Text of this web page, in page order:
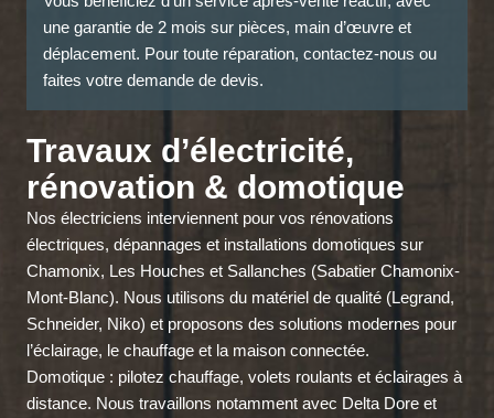
une garantie de 2 mois sur pièces, main d’œuvre et
déplacement. Pour toute réparation, contactez-nous ou
faites votre demande de devis.
Travaux d’électricité,
rénovation & domotique
Nos électriciens interviennent pour vos rénovations
électriques, dépannages et installations domotiques sur
Chamonix, Les Houches et Sallanches (Sabatier Chamonix-
Mont-Blanc). Nous utilisons du matériel de qualité (Legrand,
Schneider, Niko) et proposons des solutions modernes pour
l’éclairage, le chauffage et la maison connectée.
Domotique : pilotez chauffage, volets roulants et éclairages à
distance. Nous travaillons notamment avec Delta Dore et